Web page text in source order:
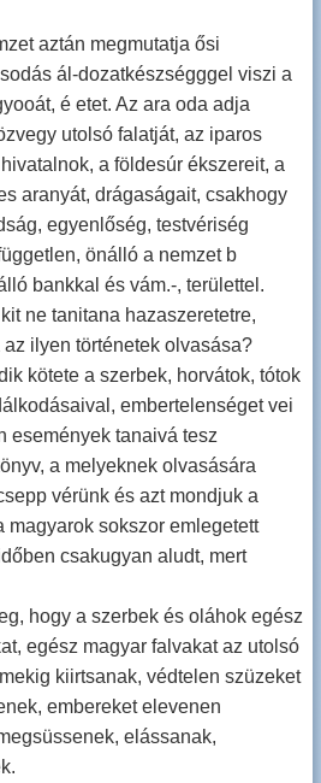
aztán megmutatja ősi
ál-dozatkészségggel viszi a
é etet. Az ara oda adja
utolsó falatját, az iparos
a földesúr ékszereit, a
aranyát, drágaságait, csakhogy
egyenlőség, testvériség
önálló a nemzet b
bankkal és vám.-, területtel.
ne tanitana hazaszeretetre,
ilyen történetek olvasása?
kötete a szerbek, horvátok, tótok
embertelenséget vei
események tanaivá tesz
a melyeknek olvasására
vérünk és azt mondjuk a
magyarok sokszor emlegetett
csakugyan aludt, mert
hogy a szerbek és oláhok egész
egész magyar falvakat az utolsó
kiirtsanak, védtelen szüzeket
embereket elevenen
elássanak,